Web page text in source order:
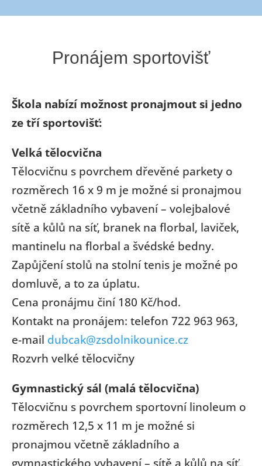
Pronájem sportovišť
Škola nabízí možnost pronajmout si jedno
ze tří sportovišť:
Velká tělocvična
Tělocvičnu s povrchem dřevěné parkety o
rozměrech 16 x 9 m je možné si pronajmou
včetně základního vybavení – volejbalové
sítě a kůlů na síť, branek na florbal, laviček,
mantinelu na florbal a švédské bedny.
Zapůjčení stolů na stolní tenis je možné po
domluvě, a to za úplatu.
Cena pronájmu činí 180 Kč/hod.
Kontakt na pronájem: telefon 722 963 963,
e-mail dubcak@zsdolnikounice.cz
Rozvrh velké tělocvičny
Gymnastický sál (malá tělocvična)
Tělocvičnu s povrchem sportovní linoleum o
rozměrech 12,5 x 11 m je možné si
pronajmou včetně základního a
gymnastického vybavení – sítě a kůlů na síť,